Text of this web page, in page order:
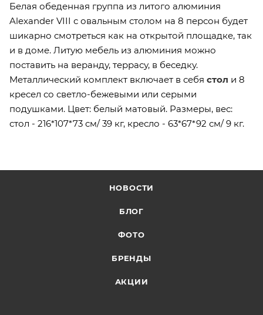
Белая обеденная группа из литого алюминия
Alexander VIII с овальным столом на 8 персон будет
шикарно смотреться как на открытой площадке, так
и в доме. Литую мебель из алюминия можно
поставить на веранду, террасу, в беседку.
Металлический комплект включает в себя стол и 8
кресел со светло-бежевыми или серыми
подушками. Цвет: белый матовый. Размеры, вес:
стол - 216*107*73 см/ 39 кг, кресло - 63*67*92 см/ 9 кг.
НОВОСТИ
БЛОГ
ФОТО
БРЕНДЫ
АКЦИИ